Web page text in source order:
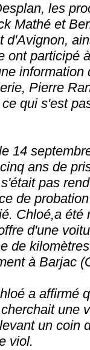
les
Mathé et
d'Avignon,
ont participé
Pierre
qui s'est
14
ans de
pas
de
Chloé,a été
d'une
de
à Barjac
a affirmé
une
un coin
viol.